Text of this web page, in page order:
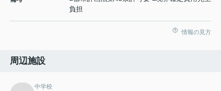
負担
情報の見方
周辺施設
中学校